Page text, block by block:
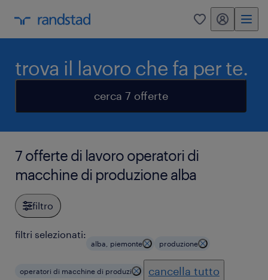
0 my randstad
trova il lavoro che fa per te.
cerca 7 offerte
7 offerte di lavoro operatori di
macchine di produzione alba
filtro
filtri selezionati:
alba, piemonte produzione
operatori di macchine di produzi cancella tutto